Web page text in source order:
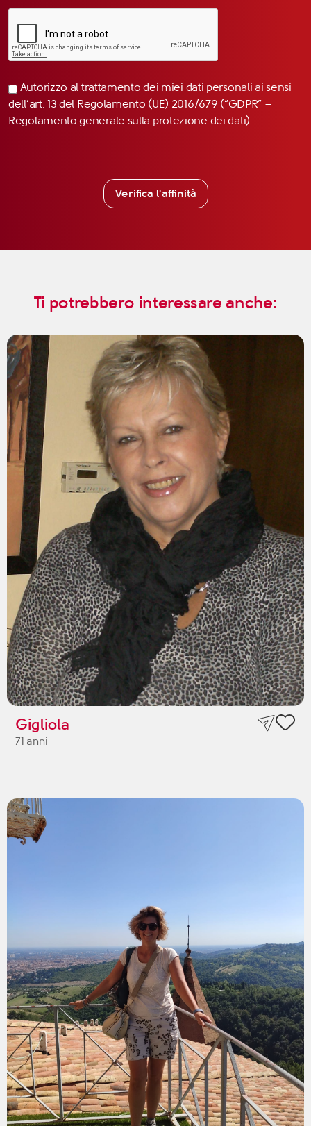
Autorizzo al trattamento dei miei dati personali ai sensi
dell’art. 13 del Regolamento (UE) 2016/679 (“GDPR” –
Regolamento generale sulla protezione dei dati)
Verifica l'affinità
Ti potrebbero interessare anche:
Gigliola
71 anni